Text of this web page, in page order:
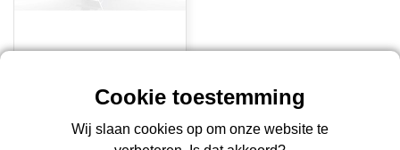
Wij slaan cookies op om onze website te